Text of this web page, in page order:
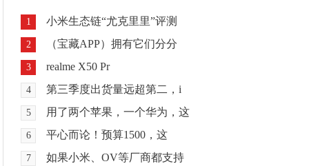
1 小米生态链“尤克里里”评测
2 （宝藏APP）拥有它们分分
3 realme X50 Pr
4 第三季度出货量远超第二，i
5 用了两个苹果，一个华为，这
6 平心而论！预算1500，这
7 如果小米、OV等厂商都支持